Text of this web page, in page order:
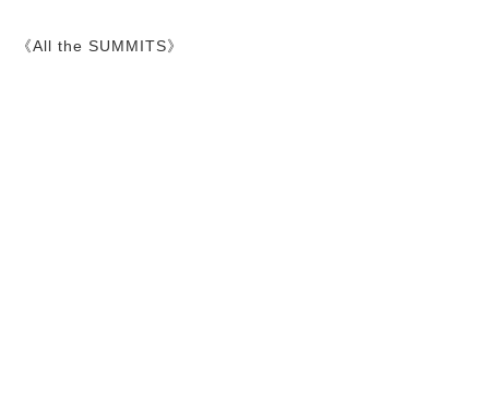
《All the SUMMITS》